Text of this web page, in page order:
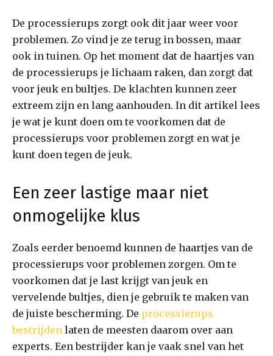
De processierups zorgt ook dit jaar weer voor
problemen. Zo vind je ze terug in bossen, maar
ook in tuinen. Op het moment dat de haartjes van
de processierups je lichaam raken, dan zorgt dat
voor jeuk en bultjes. De klachten kunnen zeer
extreem zijn en lang aanhouden. In dit artikel lees
je wat je kunt doen om te voorkomen dat de
processierups voor problemen zorgt en wat je
kunt doen tegen de jeuk.
Een zeer lastige maar niet
onmogelijke klus
Zoals eerder benoemd kunnen de haartjes van de
processierups voor problemen zorgen. Om te
voorkomen dat je last krijgt van jeuk en
vervelende bultjes, dien je gebruik te maken van
de juiste bescherming. De processierups
bestrijden laten de meesten daarom over aan
experts. Een bestrijder kan je vaak snel van het